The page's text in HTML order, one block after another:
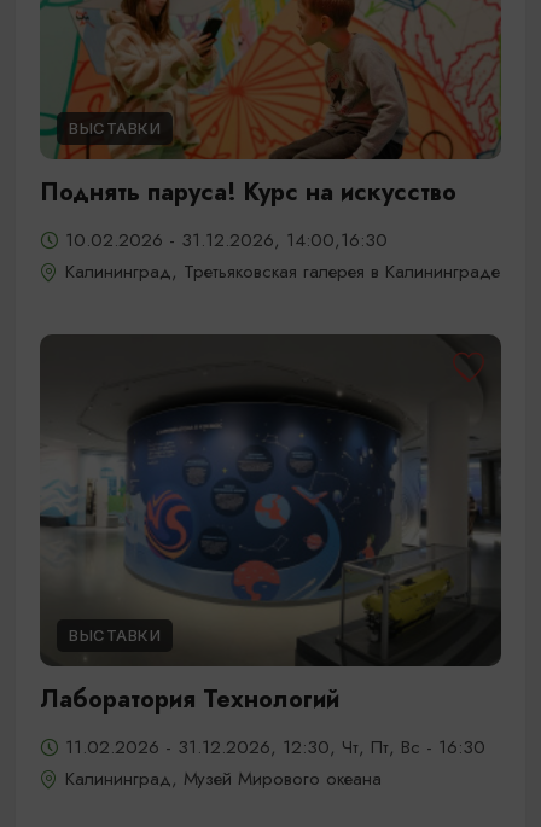
ВЫСТАВКИ
Поднять паруса! Курс на искусство
10.02.2026 - 31.12.2026, 14:00,16:30
Калининград, Третьяковская галерея в Калининграде
ВЫСТАВКИ
Лаборатория Технологий
11.02.2026 - 31.12.2026, 12:30, Чт, Пт, Вс - 16:30
Калининград, Музей Мирового океана